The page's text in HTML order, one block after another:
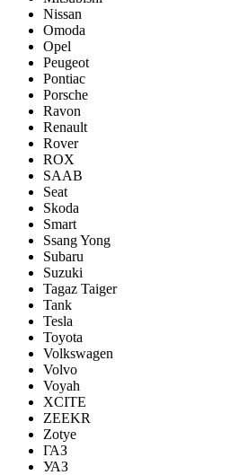
Nissan
Omoda
Opel
Peugeot
Pontiac
Porsсhe
Ravon
Renault
Rover
ROX
SAAB
Seat
Skoda
Smart
Ssang Yong
Subaru
Suzuki
Tagaz Taiger
Tank
Tesla
Toyota
Volkswagen
Volvo
Voyah
XCITE
ZEEKR
Zotye
ГАЗ
УАЗ